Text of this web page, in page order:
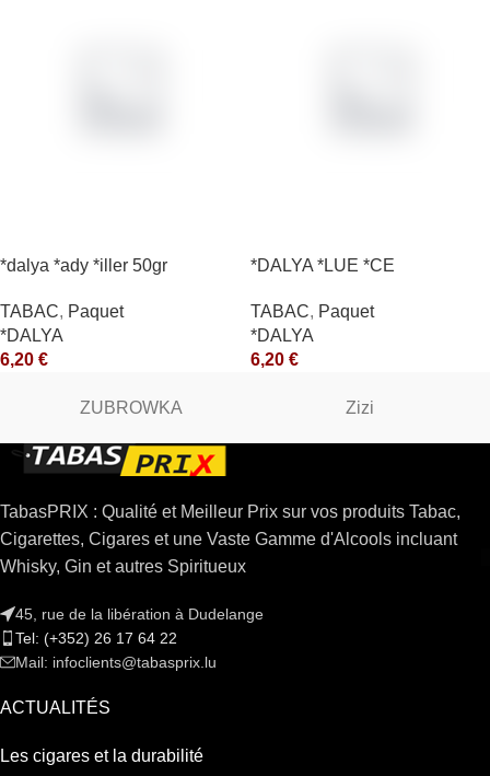
*dalya *ady *iller 50gr
TABAC, Paquet
*DALYA
6,20 €
*DALYA *LUE *CE
TABAC, Paquet
*DALYA
6,20 €
ZUBROWKA Zizi
TabasPRIX : Qualité et Meilleur Prix sur vos produits Tabac,
Cigarettes, Cigares et une Vaste Gamme d'Alcools incluant
Whisky, Gin et autres Spiritueux
45, rue de la libération à Dudelange
Tel: (+352) 26 17 64 22
Mail: infoclients@tabasprix.lu
ACTUALITÉS
Les cigares et la durabilité